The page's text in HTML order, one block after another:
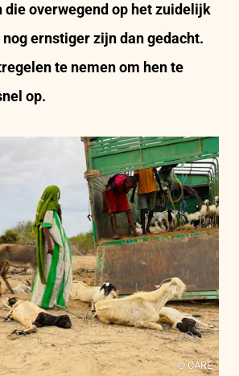
die overwegend op het zuidelijk
ernstiger zijn dan gedacht.
te nemen om hen te
op.
© CARE